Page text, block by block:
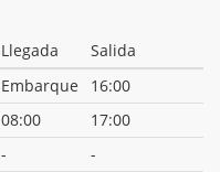
Llegada
Salida
Embarque
16:00
08:00
17:00
-
-